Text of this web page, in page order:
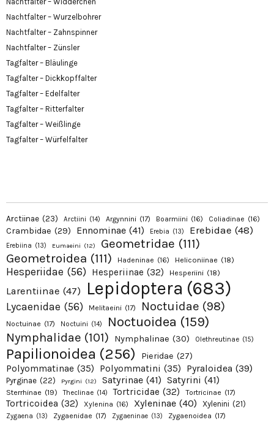
Nachtfalter – Wurzelbohrer
Nachtfalter – Zahnspinner
Nachtfalter – Zünsler
Tagfalter – Bläulinge
Tagfalter – Dickkopffalter
Tagfalter – Edelfalter
Tagfalter – Ritterfalter
Tagfalter – Weißlinge
Tagfalter – Würfelfalter
Arctiinae (23) Arctiini (14) Argynnini (17) Boarmiini (16) Coliadinae (16)
Crambidae (29) Ennominae (41) Erebia (13) Erebidae (48)
Erebiina (13) Eumaeini (12) Geometridae (111)
Geometroidea (111) Hadeninae (16) Heliconiinae (18)
Hesperiidae (56) Hesperiinae (32) Hesperiini (18)
Larentiinae (47) Lepidoptera (683)
Lycaenidae (56) Melitaeini (17) Noctuidae (98)
Noctuinae (17) Noctuini (14) Noctuoidea (159)
Nymphalidae (101) Nymphalinae (30) Olethreutinae (15)
Papilionoidea (256) Pieridae (27)
Polyommatinae (35) Polyommatini (35) Pyraloidea (39)
Pyrginae (22) Pyrgini (12) Satyrinae (41) Satyrini (41)
Sterrhinae (19) Theclinae (14) Tortricidae (32) Tortricinae (17)
Tortricoidea (32) Xylenina (16) Xyleninae (40) Xylenini (21)
Zygaena (13) Zygaenidae (17) Zygaeninae (13) Zygaenoidea (17)